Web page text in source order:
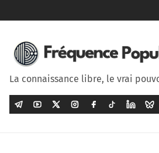
La connaissance libre, le vrai